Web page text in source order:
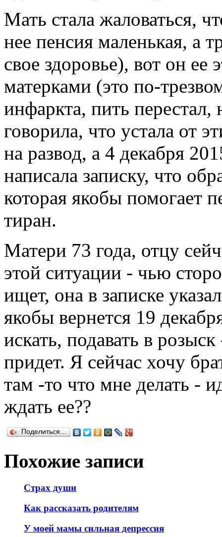
Мать стала жаловаться,
нее пенсия маленькая, а
свое здоровье), вот он ее
матерками (это по-
инфаркта, пить перестал,
говорила, что устала от
на развод, а 4 декабря
написала записку, что
которая якобы помогает
тиран.
Матери 73 года, отцу
этой ситуации - чью
ищет, она в записке
якобы вернется 19
искать, подавать в
придет. Я сейчас хочу
там -то что мне делать -
ждать ее??
Поделиться…
Похожие записи
Страх души
Как рассказать родителям
У моей мамы сильная депрессия